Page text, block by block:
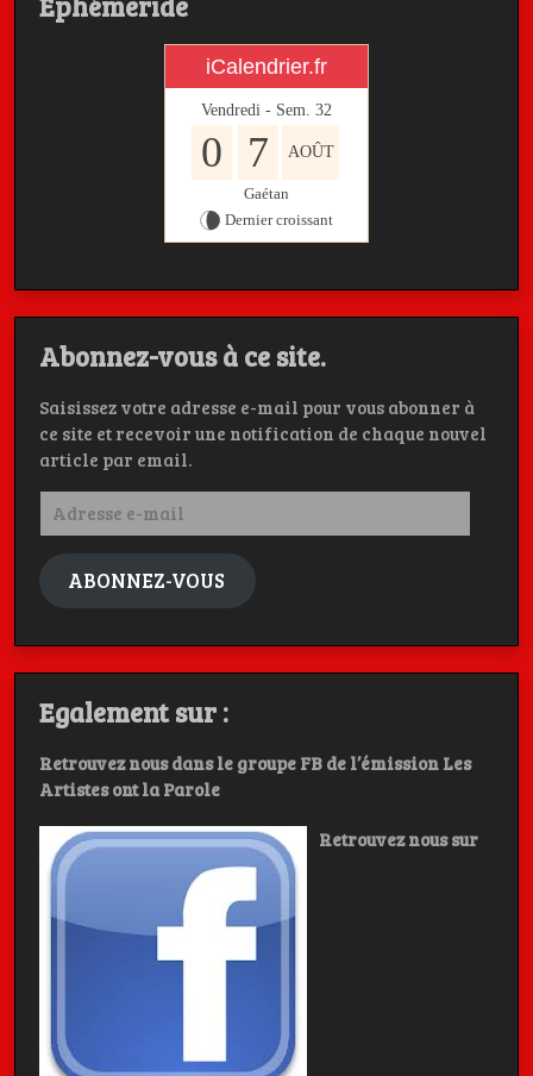
iCalendrier.fr
Vendredi - Sem. 32
0 7 AOÛT
Gaétan
Dernier croissant
Abonnez-vous à ce site.
Saisissez votre adresse e-mail pour vous abonner à
ce site et recevoir une notification de chaque nouvel
article par email.
Adresse
mail
ABONNEZ-VOUS
Egalement sur :
Retrouvez nous dans le groupe FB de l’émission Les
Artistes ont la Parole
Retrouvez nous sur